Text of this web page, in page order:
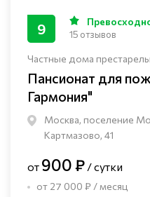
Частные дома
Пансионат для
Гармония"
Москва, поселение
Картмазово, 41
9 15 отзывов
от 900 ₽ / сутки
от 27 000 ₽ / месяц